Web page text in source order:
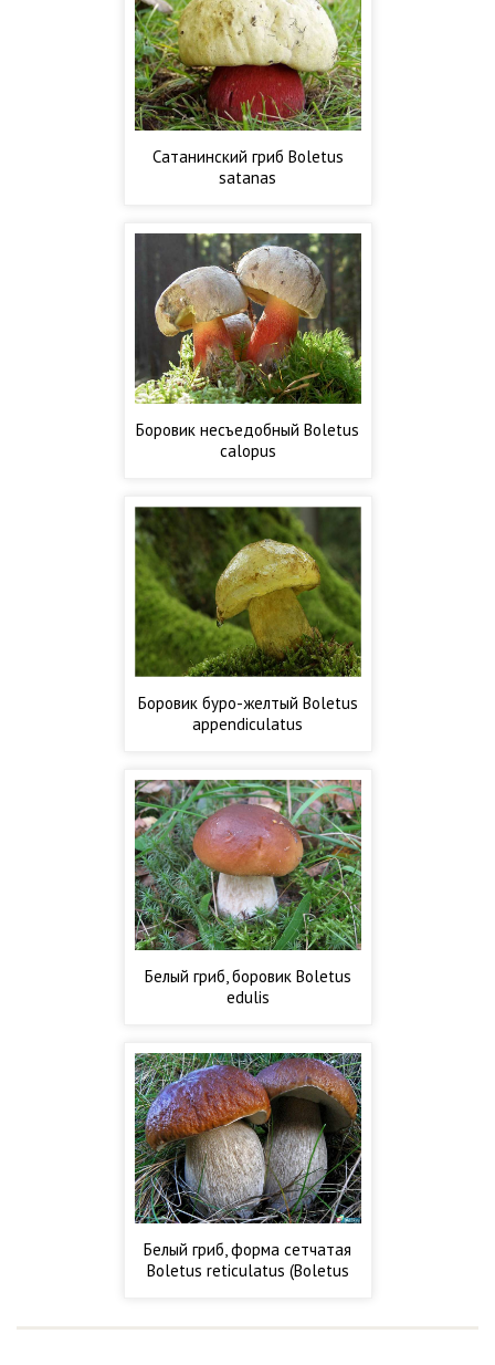
Сатанинский гриб Boletus
satanas
Боровик несъедобный Boletus
calopus
Боровик буро-желтый Boletus
appendiculatus
Белый гриб, боровик Boletus
edulis
Белый гриб, форма сетчатая
Boletus reticulatus (Boletus